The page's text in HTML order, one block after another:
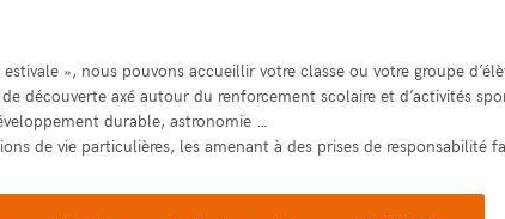
», nous pouvons accueillir votre classe ou votre groupe
découverte axé autour du renforcement scolaire et d’activités
durable, astronomie …
de vie particulières, les amenant à des prises de responsabilité